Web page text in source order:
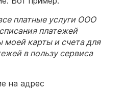
платные услуги ООО
платежей
моей карты и счета для
в пользу сервиса
на адрес